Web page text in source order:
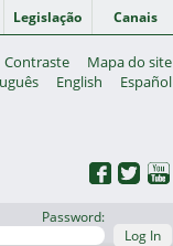
Legislação Canais
Contraste
Mapa do site
English Español
Password:
Log In